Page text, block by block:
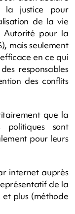
la justice pour
de la vie
Autorité pour la
mais seulement
en ce qui
responsables
des conflits
que la
sont
pour leurs
internet auprès
de la
plus (méthode